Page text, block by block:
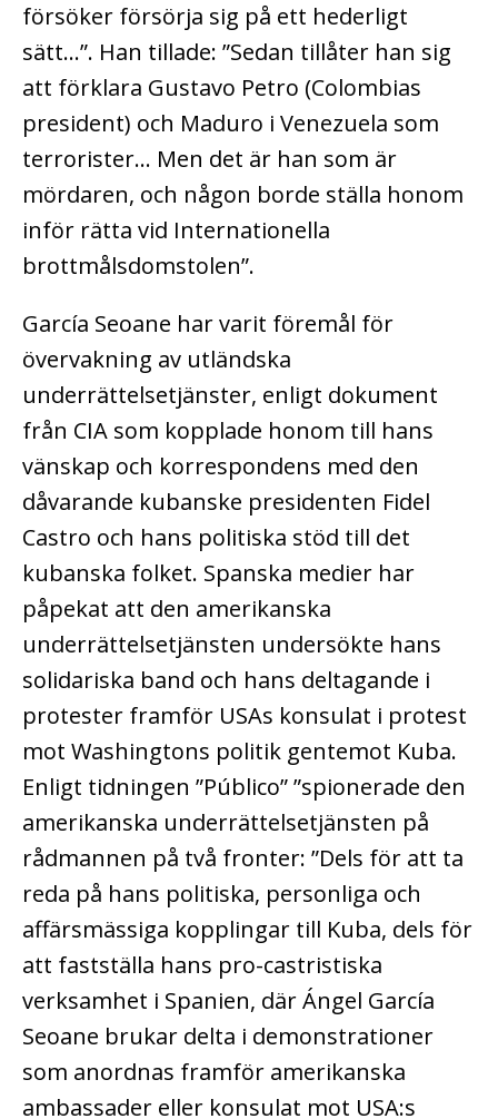
försöker försörja sig på ett hederligt
sätt…”. Han tillade: ”Sedan tillåter han sig
att förklara Gustavo Petro (Colombias
president) och Maduro i Venezuela som
terrorister… Men det är han som är
mördaren, och någon borde ställa honom
inför rätta vid Internationella
brottmålsdomstolen”.
García Seoane har varit föremål för
övervakning av utländska
underrättelsetjänster, enligt dokument
från CIA som kopplade honom till hans
vänskap och korrespondens med den
dåvarande kubanske presidenten Fidel
Castro och hans politiska stöd till det
kubanska folket. Spanska medier har
påpekat att den amerikanska
underrättelsetjänsten undersökte hans
solidariska band och hans deltagande i
protester framför USAs konsulat i protest
mot Washingtons politik gentemot Kuba.
Enligt tidningen ”Público” ”spionerade den
amerikanska underrättelsetjänsten på
rådmannen på två fronter: ”Dels för att ta
reda på hans politiska, personliga och
affärsmässiga kopplingar till Kuba, dels för
att fastställa hans pro-castristiska
verksamhet i Spanien, där Ángel García
Seoane brukar delta i demonstrationer
som anordnas framför amerikanska
ambassader eller konsulat mot USA:s